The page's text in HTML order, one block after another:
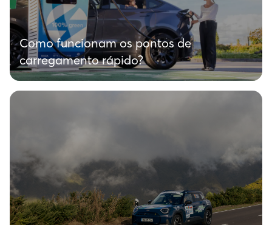
Como funcionam os pontos de
carregamento rápido?